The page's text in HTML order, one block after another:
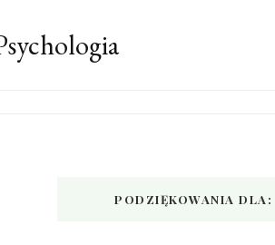
PODZIĘKOWANIA DLA: